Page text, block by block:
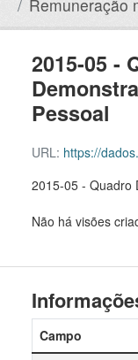
Remuneração
2015-05 -
Pessoal
URL: https://dados.cl.df.gov.br/dataset/f046427e-
2015-05 - Quadro
Não há visões
Campo